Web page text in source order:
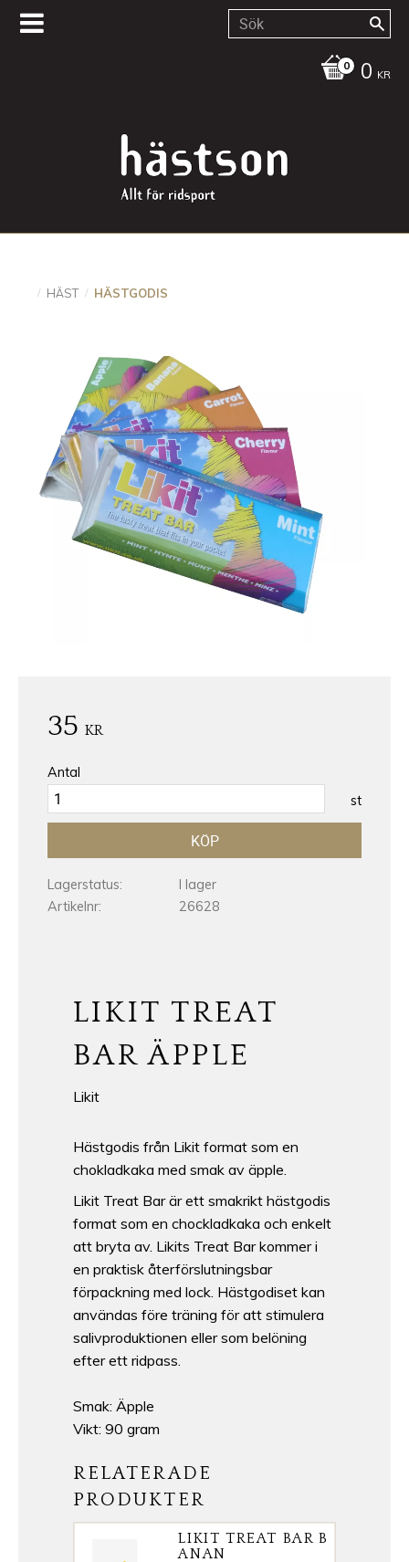
0 KR
HÄST HÄSTGODIS
35 KR
Antal
st
KÖP
Lagerstatus
I lager
Artikelnr
26628
LIKIT TREAT
BAR ÄPPLE
Likit
Hästgodis från Likit format som en
chokladkaka med smak av äpple.
Likit Treat Bar är ett smakrikt hästgodis
format som en chockladkaka och enkelt
att bryta av. Likits Treat Bar kommer i
en praktisk återförslutningsbar
förpackning med lock. Hästgodiset kan
användas före träning för att stimulera
salivproduktionen eller som belöning
efter ett ridpass.
Smak: Äpple
Vikt: 90 gram
RELATERADE
PRODUKTER
LIKIT TREAT BAR B
ANAN